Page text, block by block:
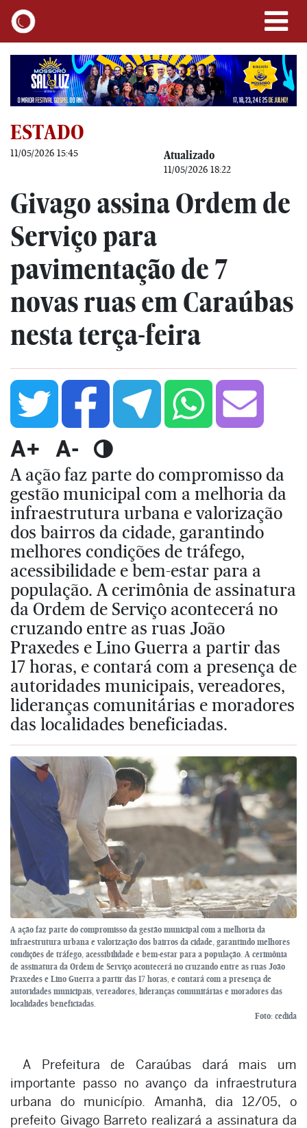
ESTADO
11/05/2026 15:45 Atualizado
11/05/2026 18:22
Givago assina Ordem de
Serviço para
pavimentação de 7
novas ruas em Caraúbas
nesta terça-feira
A+ A-
A ação faz parte do compromisso da
gestão municipal com a melhoria da
infraestrutura urbana e valorização
dos bairros da cidade, garantindo
melhores condições de tráfego,
acessibilidade e bem-estar para a
população. A cerimônia de assinatura
da Ordem de Serviço acontecerá no
cruzando entre as ruas João
Praxedes e Lino Guerra a partir das
17 horas, e contará com a presença de
autoridades municipais, vereadores,
lideranças comunitárias e moradores
das localidades beneficiadas.
A ação faz parte do compromisso da gestão municipal com a melhoria da
infraestrutura urbana e valorização dos bairros da cidade, garantindo melhores
condições de tráfego, acessibilidade e bem-estar para a população. A cerimônia
de assinatura da Ordem de Serviço acontecerá no cruzando entre as ruas João
Praxedes e Lino Guerra a partir das 17 horas, e contará com a presença de
autoridades municipais, vereadores, lideranças comunitárias e moradores das
localidades beneficiadas.
Foto: cedida
A Prefeitura de Caraúbas dará mais um
importante passo no avanço da infraestrutura
urbana do município. Amanhã, dia 12/05, o
prefeito Givago Barreto realizará a assinatura da